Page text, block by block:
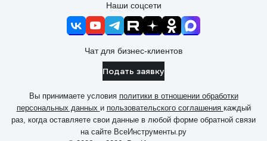
Наши соцсети
Чат для бизнес-клиентов
Подать заявку
Вы принимаете условия политики в отношении обработки
персональных данных и пользовательского соглашения каждый
раз, когда оставляете свои данные в любой форме обратной связи
на сайте ВсеИнструменты.ру